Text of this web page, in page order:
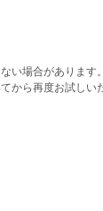
い場合があります。
から再度お試しい